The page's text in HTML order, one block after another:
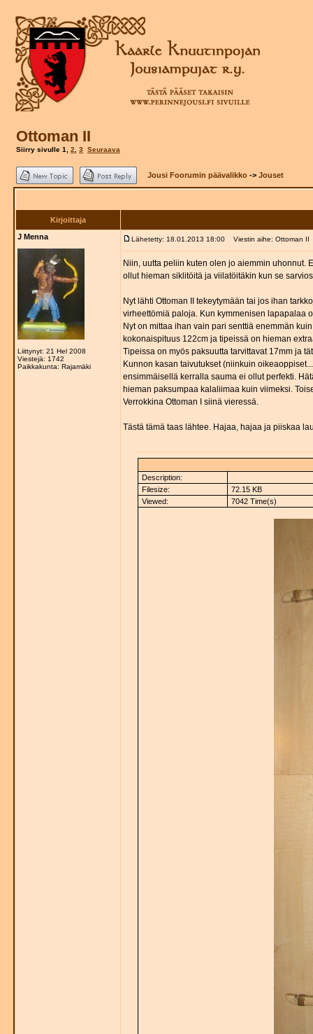
Ottoman II
Siirry sivulle 1 2 3 Seuraava
Jousi Foorumin päävalikko -> Jouset
Kirjoittaja
J Menna
Liittynyt: 21 Hel 2008
Viestejä: 1742
Paikkakunta: Rajamäki
Lähetetty: 18.01.2013 18:00 Viestin aihe: Ottoman II
Niin, uutta peliin kuten olen jo aiemmin uhonnut.
ollut hieman siklitöitä ja viilatöitäkin kun se
Nyt lähti Ottoman II tekeytymään tai jos ihan
virheettömiä paloja. Kun kymmenisen lapapalaa
Nyt on mittaa ihan vain pari senttiä enemmän
kokonaispituus 122cm ja tipeissä on hieman
Tipeissa on myös paksuutta tarvittavat 17mm ja
Kunnon kasan taivutukset (niinkuin
ensimmäisellä kerralla sauma ei ollut perfekti.
hieman paksumpaa kalaliimaa kuin viimeksi.
Verrokkina Ottoman I siinä vieressä.
Tästä tämä taas lähtee. Hajaa, hajaa ja piiskaa
Description:
Filesize:
72.15 KB
Viewed:
7042 Time(s)